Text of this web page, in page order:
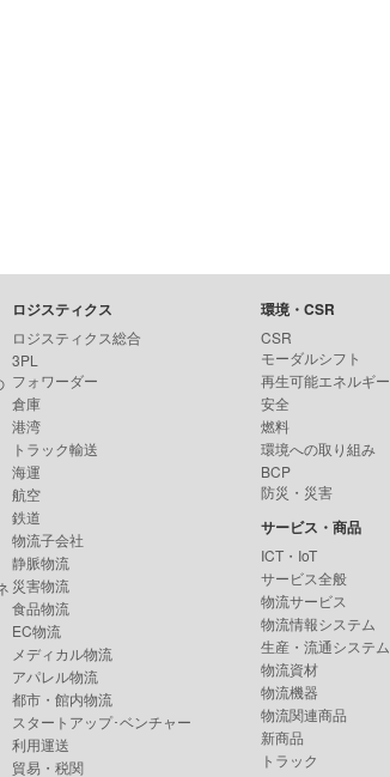
ロジスティクス
ロジスティクス総合
3PL
フォワーダー
倉庫
港湾
トラック輸送
海運
航空
鉄道
物流子会社
静脈物流
災害物流
食品物流
EC物流
メディカル物流
アパレル物流
都市・館内物流
スタートアップ･ベンチャー
利用運送
貿易・税関
環境・CSR
CSR
モーダルシフト
再生可能エネルギー
安全
燃料
環境への取り組み
BCP
防災・災害
サービス・商品
ICT・IoT
サービス全般
物流サービス
物流情報システム
生産・流通システム
物流資材
物流機器
物流関連商品
新商品
トラック